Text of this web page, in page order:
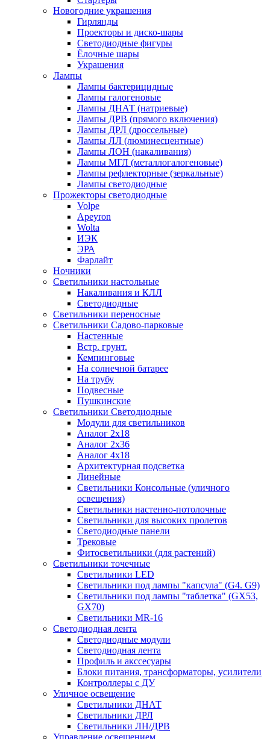
Новогодние украшения
Гирлянды
Проекторы и диско-шары
Светодиодные фигуры
Ёлочные шары
Украшения
Лампы
Лампы бактерицидные
Лампы галогеновые
Лампы ДНАТ (натриевые)
Лампы ДРВ (прямого включения)
Лампы ДРЛ (дроссельные)
Лампы ЛЛ (люминесцентные)
Лампы ЛОН (накаливания)
Лампы МГЛ (металлогалогеновые)
Лампы рефлекторные (зеркальные)
Лампы светодиодные
Прожекторы светодиодные
Volpe
Apeyron
Wolta
ИЭК
ЭРА
Фарлайт
Ночники
Светильники настольные
Накаливания и КЛЛ
Светодиодные
Светильники переносные
Светильники Садово-парковые
Настенные
Встр. грунт.
Кемпинговые
На солнечной батарее
На трубу
Подвесные
Пушкинские
Светильники Светодиодные
Модули для светильников
Аналог 2х18
Аналог 2х36
Аналог 4х18
Архитектурная подсветка
Линейные
Светильники Консольные (уличного
освещения)
Светильники настенно-потолочные
Светильники для высоких пролетов
Светодиодные панели
Трековые
Фитосветильники (для растений)
Светильники точечные
Светильники LED
Светильники под лампы "капсула" (G4. G9)
Светильники под лампы "таблетка" (GX53,
GX70)
Светильники MR-16
Светодиодная лента
Светодиодные модули
Светодиодная лента
Профиль и акссесуары
Блоки питания, трансформаторы, усилители
Контроллеры с ДУ
Уличное освещение
Светильники ДНАТ
Светильники ДРЛ
Светильники ЛН/ДРВ
Управление освещением